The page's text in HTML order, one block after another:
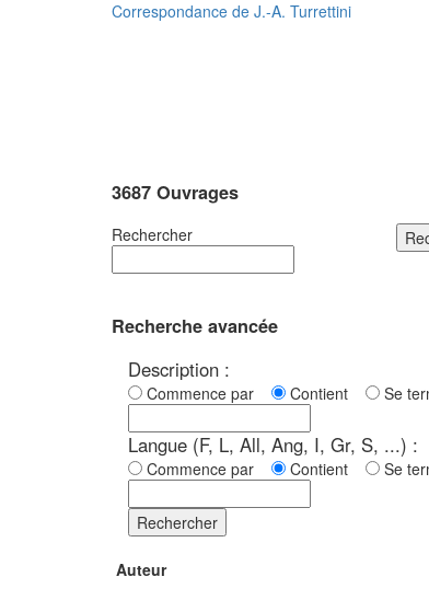
Correspondance de J.-A. Turrettini
3687 Ouvrages
Rechercher
Recherche avancée
Description :
Commence par Contient Se
Langue (F, L, All, Ang, I, Gr, S, ...) :
Commence par Contient Se
Rechercher
Auteur